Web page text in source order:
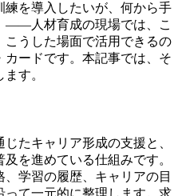
練を導入したいが、何から手
——人材育成の現場では、こ
こうした場面で活用できるの
ードです。本記事では、そ
す。
たキャリア形成の支援と、
を進めている仕組みです。
学習の履歴、キャリアの目
て一元的に整理します。求